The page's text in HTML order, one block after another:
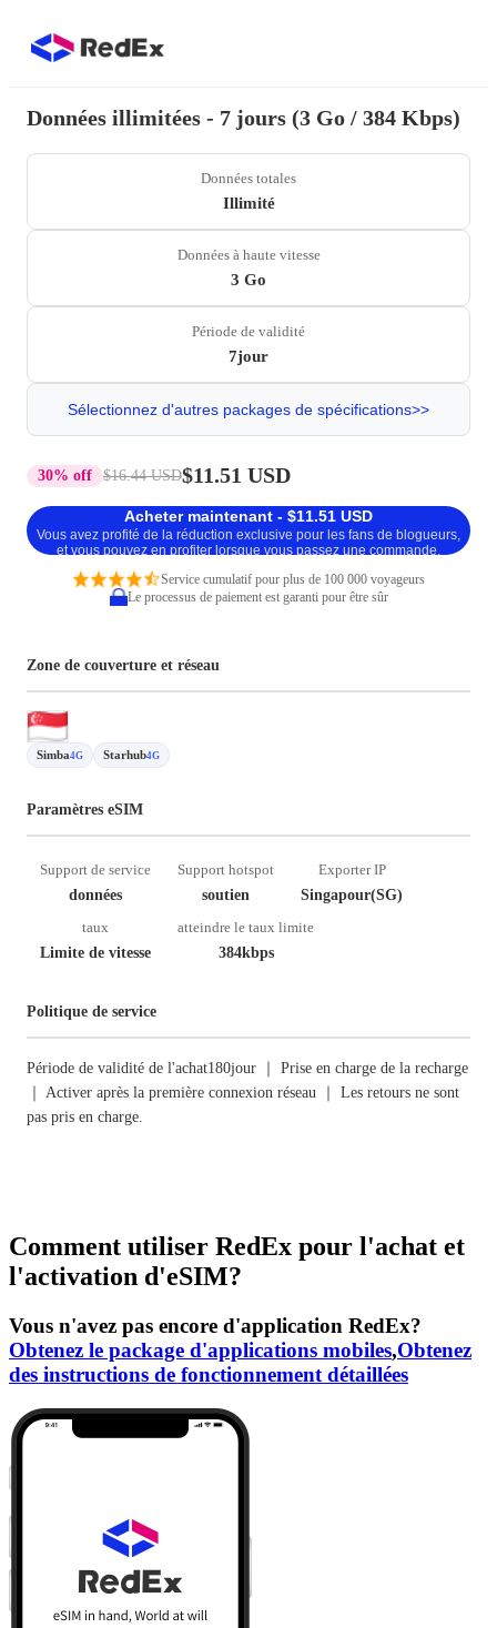
Données illimitées - 7 jours (3 Go / 384 Kbps)
Données totales
Illimité
Données à haute vitesse
3 Go
Période de validité
7jour
Sélectionnez d'autres packages de spécifications>>
30% off $16.44 USD$11.51 USD
Acheter maintenant - $11.51 USD
Vous avez profité de la réduction exclusive pour les fans de blogueurs,
et vous pouvez en profiter lorsque vous passez une commande.
Service cumulatif pour plus de 100 000 voyageurs
Le processus de paiement est garanti pour être sûr
Zone de couverture et réseau
Simba4G Starhub4G
Paramètres eSIM
Support de service
données
Support hotspot
soutien
Exporter IP
Singapour(SG)
taux
Limite de vitesse
atteindre le taux limite
384kbps
Politique de service
Période de validité de l'achat180jour ｜ Prise en charge de la recharge
｜ Activer après la première connexion réseau ｜ Les retours ne sont
pas pris en charge.
Comment utiliser RedEx pour l'achat et
l'activation d'eSIM?
Vous n'avez pas encore d'application RedEx?
Obtenez le package d'applications mobiles,Obtenez
des instructions de fonctionnement détaillées